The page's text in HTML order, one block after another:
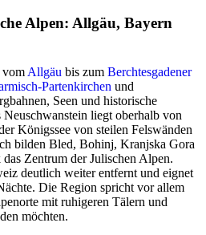
Alpen: Allgäu, Bayern
vom Allgäu bis zum Berchtesgadener
Partenkirchen und
Seen und historische
liegt oberhalb von
Königssee von steilen Felswänden
bilden Bled, Bohinj, Kranjska Gora
Zentrum der Julischen Alpen.
deutlich weiter entfernt und eignet
Die Region spricht vor allem
mit ruhigeren Tälern und
möchten.